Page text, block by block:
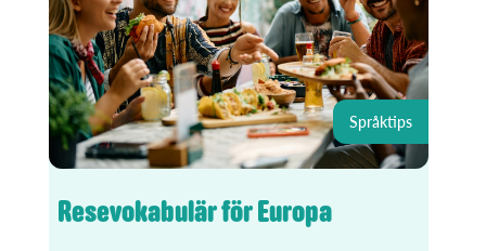
Språktips
Resevokabulär för Europa